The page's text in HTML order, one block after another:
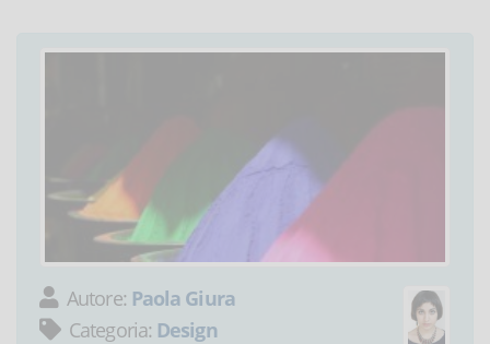
Autore: Paola Giura
Categoria: Design